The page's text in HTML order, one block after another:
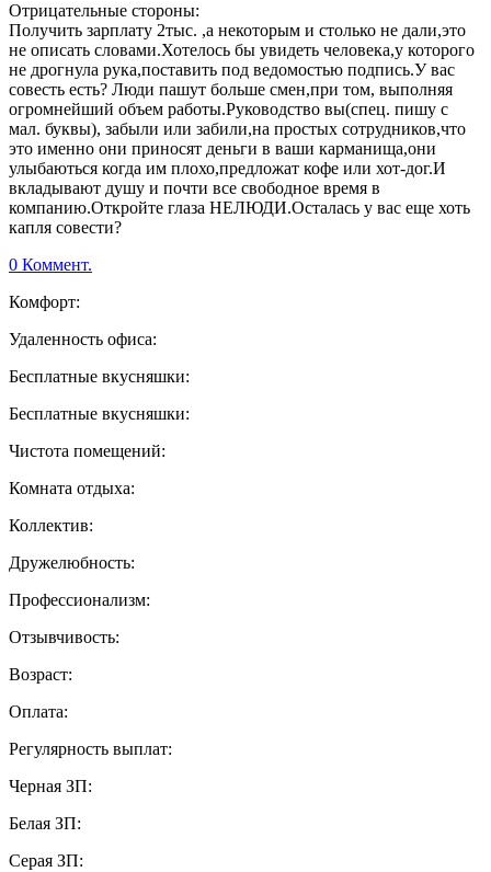
Отрицательные стороны:
Получить зарплату 2тыс. ,а некоторым и столько не дали,это
не описать словами.Хотелось бы увидеть человека,у которого
не дрогнула рука,поставить под ведомостью подпись.У вас
совесть есть? Люди пашут больше смен,при том, выполняя
огромнейший объем работы.Руководство вы(спец. пишу с
мал. буквы), забыли или забили,на простых сотрудников,что
это именно они приносят деньги в ваши карманища,они
улыбаються когда им плохо,предложат кофе или хот-дог.И
вкладывают душу и почти все свободное время в
компанию.Откройте глаза НЕЛЮДИ.Осталась у вас еще хоть
капля совести?
0 Коммент.
Комфорт:
Удаленность офиса:
Бесплатные вкусняшки:
Бесплатные вкусняшки:
Чистота помещений:
Комната отдыха:
Коллектив:
Дружелюбность:
Профессионализм:
Отзывчивость:
Возраст:
Оплата:
Регулярность выплат:
Черная ЗП:
Белая ЗП:
Серая ЗП: